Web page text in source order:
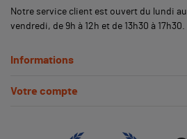
Notre service client est ouvert du lundi au
vendredi, de 9h à 12h et de 13h30 à 17h30.
Informations
Votre compte